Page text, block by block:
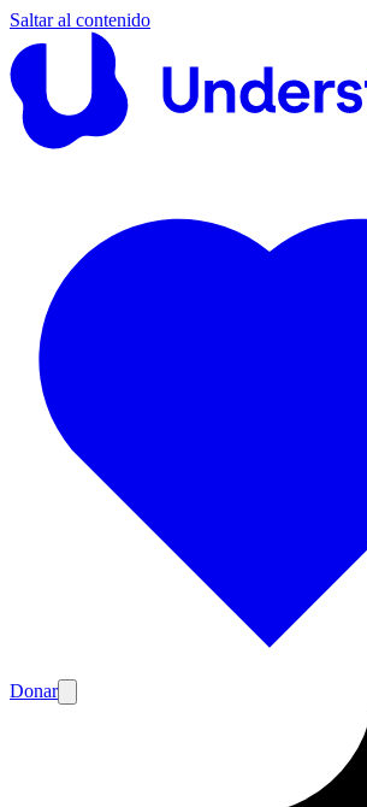
Saltar al contenido
Donar